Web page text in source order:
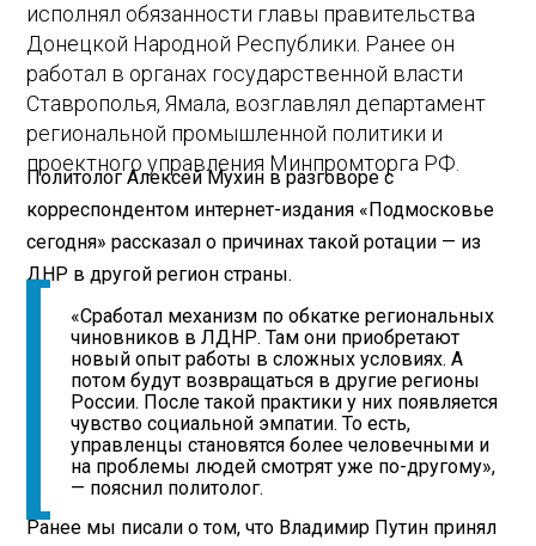
исполнял обязанности главы правительства
Донецкой Народной Республики. Ранее он
работал в органах государственной власти
Ставрополья, Ямала, возглавлял департамент
региональной промышленной политики и
проектного управления Минпромторга РФ.
Политолог Алексей Мухин в разговоре с
корреспондентом интернет-издания «Подмосковье
сегодня» рассказал о причинах такой ротации — из
ДНР в другой регион страны.
«Сработал механизм по обкатке региональных
чиновников в ЛДНР. Там они приобретают
новый опыт работы в сложных условиях. А
потом будут возвращаться в другие регионы
России. После такой практики у них появляется
чувство социальной эмпатии. То есть,
управленцы становятся более человечными и
на проблемы людей смотрят уже по-другому»,
— пояснил политолог.
Ранее мы писали о том, что Владимир Путин принял